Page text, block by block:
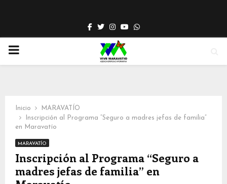
Facebook
TwitterInstagram
YoutubeWhatsapp
PRIMARY
Inicio
MARAVATÍO
Inscripción al Programa “Seguro a madres jefas de familia”
en Maravatío
MARAVATÍO
Inscripción al Programa “Seguro a
madres jefas de familia” en